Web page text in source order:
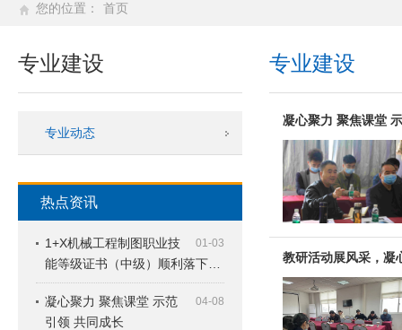
您的位置： 首页
专业建设
专业动态
热点资讯
01-03
1+X机械工程制图职业技
能等级证书（中级）顺利落下…
04-08
凝心聚力 聚焦课堂 示范
引领 共同成长
专业建设
凝心聚力 聚焦课堂
教研活动展风采，凝